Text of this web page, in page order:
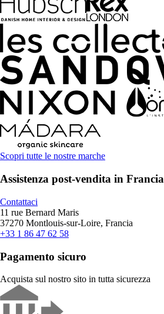
Scopri tutte le nostre marche
Assistenza post-vendita in Francia
Contattaci
11 rue Bernard Maris
37270 Montlouis-sur-Loire, Francia
+33 1 86 47 62 58
Pagamento sicuro
Acquista sul nostro sito in tutta sicurezza